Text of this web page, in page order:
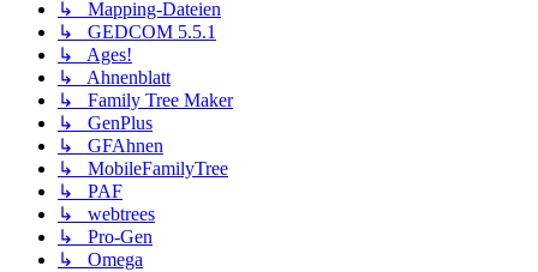
↳ Mapping-Dateien
↳ GEDCOM 5.5.1
↳ Ages!
↳ Ahnenblatt
↳ Family Tree Maker
↳ GenPlus
↳ GFAhnen
↳ MobileFamilyTree
↳ PAF
↳ webtrees
↳ Pro-Gen
↳ Omega